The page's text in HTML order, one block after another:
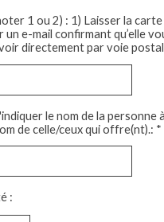
1 ou 2) : 1) Laisser la
un e-mail confirmant qu’elle
directement par voie
le nom de la
de celle/ceux qui offre(nt).: *
: